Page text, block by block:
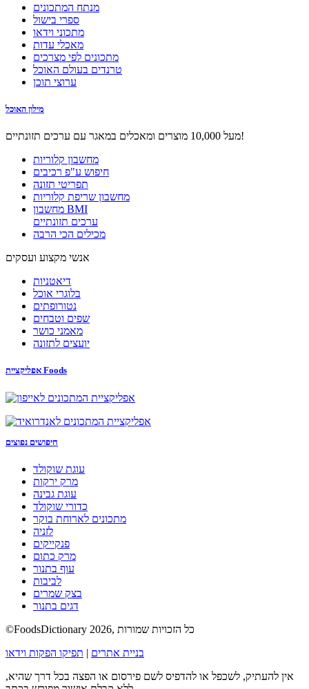
מנתח המתכונים
ספרי בישול
מתכוני וידאו
מאכלי עדות
מתכונים לפי מצרכים
טרנדים בעולם האוכל
ערוצי תוכן
מילון האוכל
מעל 10,000 מוצרים ומאכלים במאגר עם ערכים תזונתיים!
מחשבון קלוריות
חיפוש ע"פ רכיבים
תפריטי תזונה
מחשבון שריפת קלוריות
מחשבון BMI
ערכים תזונתיים
מכילים הכי הרבה
אנשי מקצוע ועסקים
דיאטניות
בלוגרי אוכל
נטורופתים
שפים וטבחים
מאמני כושר
יועצים לתזונה
אפליקציית Foods
חיפושים נפוצים
עוגת שוקולד
מרק ירקות
עוגת גבינה
כדורי שוקולד
מתכונים לארוחת בוקר
לזניה
פנקייקים
מרק כתום
עוף בתנור
לביבות
בצק שמרים
דגים בתנור
©FoodsDictionary 2026, כל הזכויות שמורות
בניית אתרים | תפיקו הפקות וידאו
אין להעתיק, לשכפל או להדפיס לשם פירסום או הפצה בכל דרך שהיא,